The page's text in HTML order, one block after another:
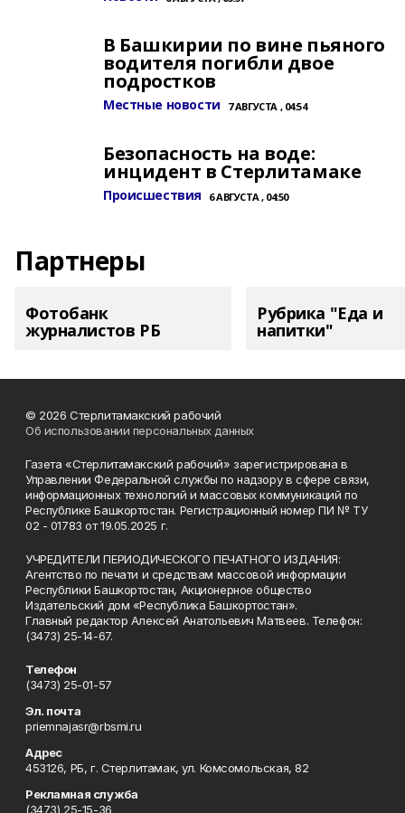
В Башкирии по вине пьяного
водителя погибли двое
подростков
Местные новости 7 АВГУСТА , 04:54
Безопасность на воде:
инцидент в Стерлитамаке
Происшествия 6 АВГУСТА , 04:50
Партнеры
Фотобанк
журналистов РБ
Рубрика "Еда и
напитки"
© 2026 Стерлитамакский рабочий
Об использовании персональных данных
Газета «Стерлитамакский рабочий» зарегистрирована в
Управлении Федеральной службы по надзору в сфере связи,
информационных технологий и массовых коммуникаций по
Республике Башкортостан. Регистрационный номер ПИ № ТУ
02 - 01783 от 19.05.2025 г.
УЧРЕДИТЕЛИ ПЕРИОДИЧЕСКОГО ПЕЧАТНОГО ИЗДАНИЯ:
Агентство по печати и средствам массовой информации
Республики Башкортостан, Акционерное общество
Издательский дом «Республика Башкортостан».
Главный редактор Алексей Анатольевич Матвеев. Телефон:
(3473) 25-14-67.
Телефон
(3473) 25-01-57
Эл. почта
priemnajasr@rbsmi.ru
Адрес
453126, РБ, г. Стерлитамак, ул. Комсомольская, 82
Рекламная служба
(3473) 25-15-36